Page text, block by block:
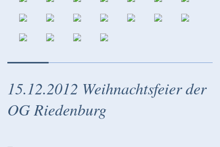
15.12.2012 Weihnachtsfeier der
OG Riedenburg